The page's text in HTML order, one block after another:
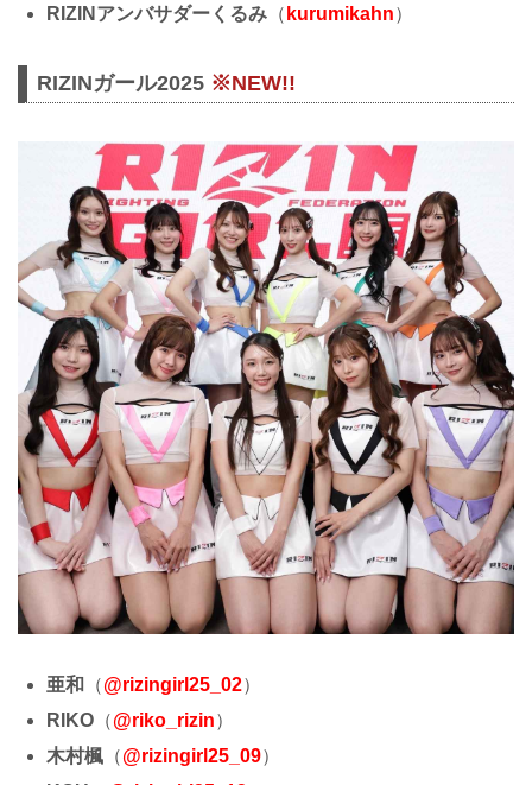
RIZINアンバサダーくるみ （ kurumikahn）
RIZINガール2025 ※NEW!!
亜和 （@rizingirl25_02）
RIKO （@riko_rizin）
木村楓 （@rizingirl25_09）